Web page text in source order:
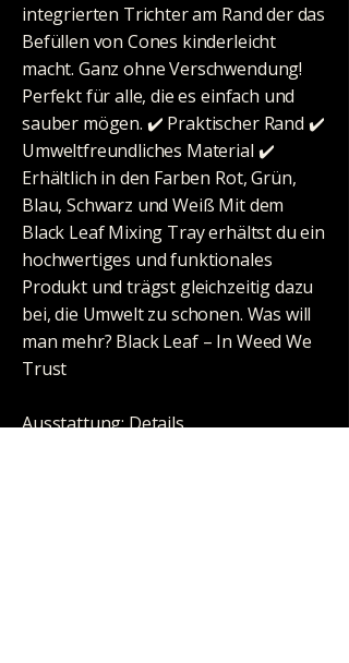
integrierten Trichter am Rand der das
Befüllen von Cones kinderleicht
macht. Ganz ohne Verschwendung!
Perfekt für alle, die es einfach und
sauber mögen. ✔️ Praktischer Rand ✔️
Umweltfreundliches Material ✔️
Erhältlich in den Farben Rot, Grün,
Blau, Schwarz und Weiß Mit dem
Black Leaf Mixing Tray erhältst du ein
hochwertiges und funktionales
Produkt und trägst gleichzeitig dazu
bei, die Umwelt zu schonen. Was will
man mehr? Black Leaf – In Weed We
Trust
Ausstattung: Details